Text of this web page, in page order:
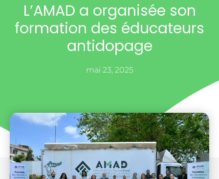
L’AMAD a organisée son
formation des éducateurs
antidopage
mai 23, 2025